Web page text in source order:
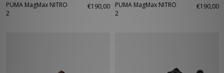
PUMA MagMax NITRO
2
€190,00
PUMA MagMax NITRO
2
€190,00